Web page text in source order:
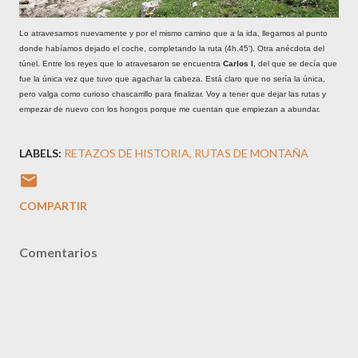
Lo atravesamos nuevamente y por el mismo camino que a la ida, llegamos al punto
donde habíamos dejado el coche, completando la ruta (4h.45'). Otra anécdota del
túnel. Entre los reyes que lo atravesaron se encuentra Carlos I , del que se decía que
fue la única vez que tuvo que agachar la cabeza. Está claro que no sería la única,
pero valga como curioso chascarrillo para finalizar. Voy a tener que dejar las rutas y
empezar de nuevo con los hongos porque me cuentan que empiezan a abundar.
LABELS: RETAZOS DE HISTORIA RUTAS DE MONTAÑA
COMPARTIR
Comentarios